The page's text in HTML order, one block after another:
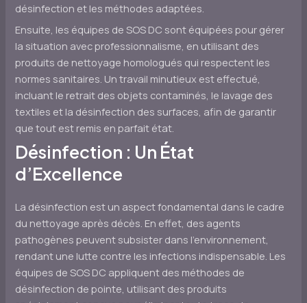
désinfection et les méthodes adaptées.
Ensuite, les équipes de SOS DC sont équipées pour gérer
la situation avec professionnalisme, en utilisant des
produits de nettoyage homologués qui respectent les
normes sanitaires. Un travail minutieux est effectué,
incluant le retrait des objets contaminés, le lavage des
textiles et la désinfection des surfaces, afin de garantir
que tout est remis en parfait état.
Désinfection : Un État
d’Excellence
La désinfection est un aspect fondamental dans le cadre
du nettoyage après décès. En effet, des agents
pathogènes peuvent subsister dans l’environnement,
rendant une lutte contre les infections indispensable. Les
équipes de SOS DC appliquent des méthodes de
désinfection de pointe, utilisant des produits